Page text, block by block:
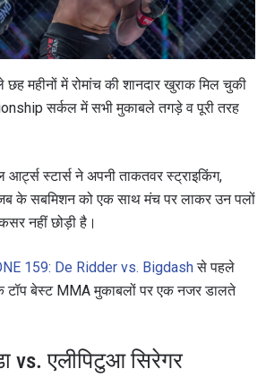
महीनों में रोमांच की शानदार खुराक मिल चुकी
सर्कल में सभी मुकाबले तगड़े व पूरी तरह
आर्ट्स स्टार्स ने अपनी ताकतवर स्ट्राइकिंग,
के सबमिशन को एक साथ मंच पर लाकर उन पलों
नहीं छोड़ी है।
159: De Ridder vs. Bigdashसे पहले
बेस्ट MMA मुकाबलों पर एक नजर डालते
vs. एलीपिटुआ सिरेगर